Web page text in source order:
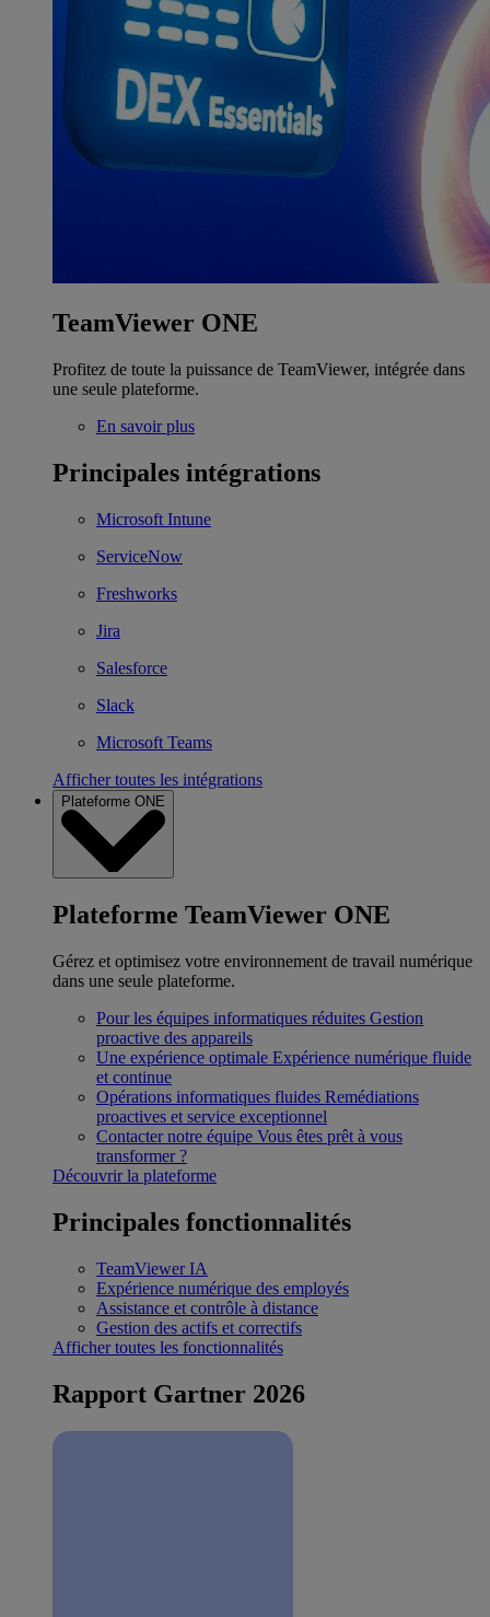
TeamViewer ONE
Profitez de toute la puissance de TeamViewer, intégrée dans
une seule plateforme.
En savoir plus
Principales intégrations
Microsoft Intune
ServiceNow
Freshworks
Jira
Salesforce
Slack
Microsoft Teams
Afficher toutes les intégrations
Plateforme ONE
Plateforme TeamViewer ONE
Gérez et optimisez votre environnement de travail numérique
dans une seule plateforme.
Pour les équipes informatiques réduites Gestion
proactive des appareils
Une expérience optimale Expérience numérique fluide
et continue
Opérations informatiques fluides Remédiations
proactives et service exceptionnel
Contacter notre équipe Vous êtes prêt à vous
transformer ?
Découvrir la plateforme
Principales fonctionnalités
TeamViewer IA
Expérience numérique des employés
Assistance et contrôle à distance
Gestion des actifs et correctifs
Afficher toutes les fonctionnalités
Rapport Gartner 2026